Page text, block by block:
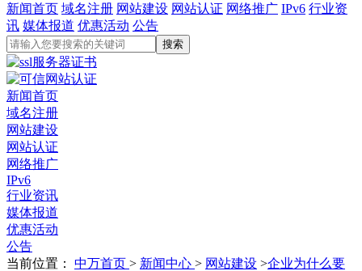
新闻首页 域名注册 网站建设 网站认证 网络推广 IPv6 行业资
讯 媒体报道 优惠活动 公告
新闻首页
域名注册
网站建设
网站认证
网络推广
IPv6
行业资讯
媒体报道
优惠活动
公告
当前位置： 中万首页 > 新闻中心 > 网站建设 >企业为什么要